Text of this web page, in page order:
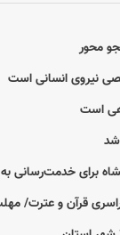
محور
نیروی انسانی است
است
شد
قرآن و عترت/